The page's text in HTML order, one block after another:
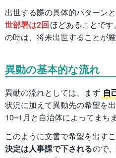
出世する際の具体的パターンと
世部署は2回ほどあることで
の時は、将来出世することが
異動の基本的な流れ
異動の流れとしては、まず 自
状況に加えて異動先の希望を
10~1月と自治体によってまち
このように文書で希望を出す
決定は人事課で下されるので